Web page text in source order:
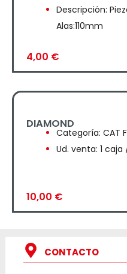
Descripción:
Alas:110mm
4,00 €
DIAMOND
Categoría: CAT
Ud. venta: 1
10,00 €
CONTACTO